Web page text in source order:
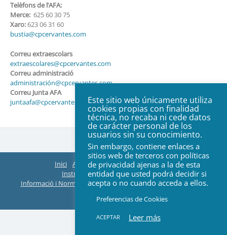
Telèfons de l’AFA:
Merce:625 60 30 75
Xaro:623 06 31 60
bustia@cpcervantes.com
Correu extraescolars
extraescolares@cpcervantes.com
Correu administració
administración@cpcervantes.com
Correu Junta AFA
juntaafa@cpcervantes.com
Inici AFA Organització
ACTES Juntes
Instruccions EasyManager i Teams
Informació i Normes de Extraescolars
Web Col·legi
Contacte
© 2026 All rights reserved
Este sitio web únicamente utiliza
cookies propias con finalidad
técnica, no recaba ni cede datos
de carácter personal de los
usuarios sin su conocimiento.
Sin embargo, contiene enlaces a
sitios web de terceros con políticas
de privacidad ajenas a la de esta
entidad que usted podrá decidir si
acepta o no cuando acceda a ellos.
Preferencias de Cookies
ACEPTAR Leer más